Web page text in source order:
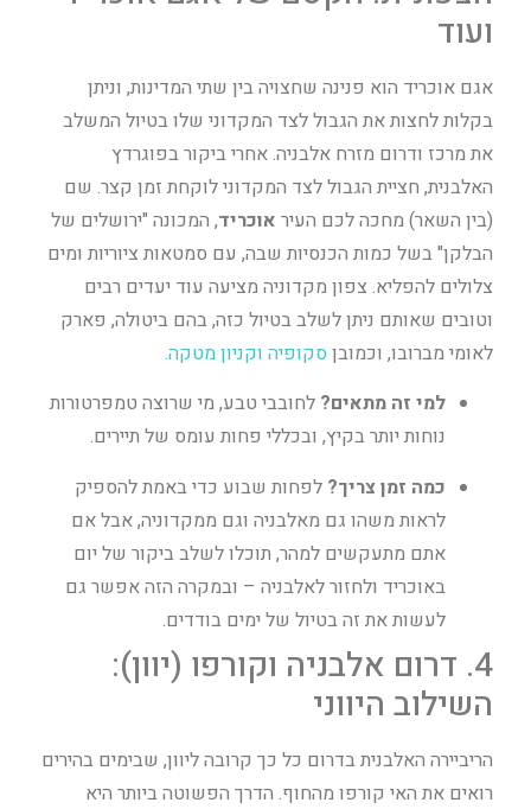
ועוד
אגם אוכריד הוא פנינה שחצויה בין שתי המדינות, וניתן
בקלות לחצות את הגבול לצד המקדוני שלו בטיול המשלב
את מרכז ודרום מזרח אלבניה. אחרי ביקור בפוגרדץ
האלבנית, חציית הגבול לצד המקדוני לוקחת זמן קצר. שם
(בין השאר) מחכה לכם העיר אוכריד, המכונה "ירושלים של
הבלקן" בשל כמות הכנסיות שבה, עם סמטאות ציוריות ומים
צלולים להפליא. צפון מקדוניה מציעה עוד יעדים רבים
וטובים שאותם ניתן לשלב בטיול כזה, בהם ביטולה, פארק
לאומי מברובו, וכמובןסקופיה וקניון מטקה.
למי זה מתאים? לחובבי טבע, מי שרוצה טמפרטורות
נוחות יותר בקיץ, ובכללי פחות עומס של תיירים.
כמה זמן צריך?לפחות שבוע כדי באמת להספיק
לראות משהו גם מאלבניה וגם ממקדוניה, אבל אם
אתם מתעקשים למהר, תוכלו לשלב ביקור של יום
באוכריד ולחזור לאלבניה – ובמקרה הזה אפשר גם
לעשות את זה בטיול של ימים בודדים.
4. דרום אלבניה וקורפו (יוון):
השילוב היווני
הריביירה האלבנית בדרום כל כך קרובה ליוון, שבימים בהירים
רואים את האי קורפו מהחוף. הדרך הפשוטה ביותר היא